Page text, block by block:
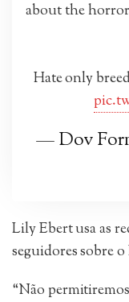
about the
Hate only
— Dov
Lily Ebert usa as
seguidores sobre
“Não